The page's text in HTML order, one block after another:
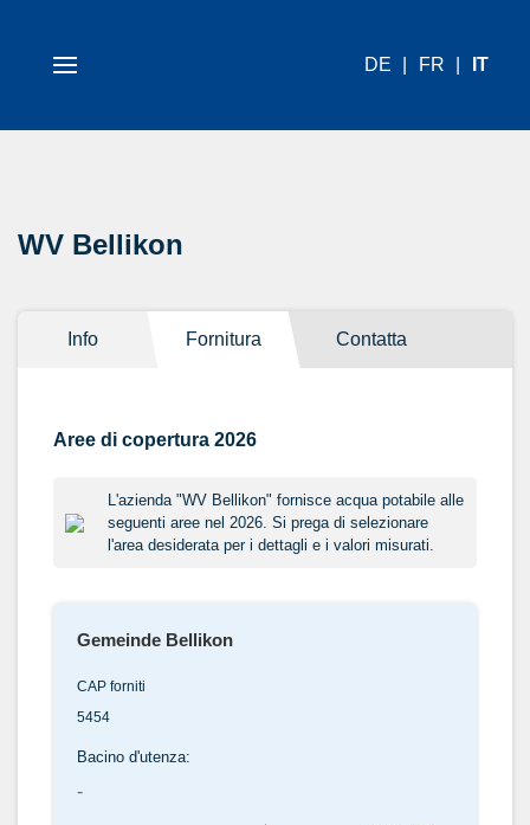
DE FR IT
WV Bellikon
Info Fornitura Contatta
Aree di copertura 2026
L'azienda "WV Bellikon" fornisce acqua potabile alle
seguenti aree nel 2026. Si prega di selezionare
l'area desiderata per i dettagli e i valori misurati.
Gemeinde Bellikon
CAP forniti
5454
Bacino d'utenza:
-